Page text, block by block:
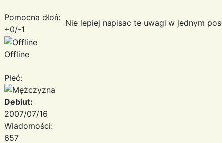
Pomocna dłoń:
+0/-1
Offline
Płeć:
Debiut:
2007/07/16
Wiadomości:
657
Nie lepiej napisac te uwagi w jednym